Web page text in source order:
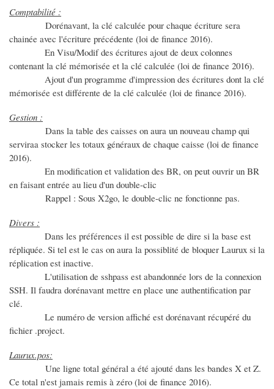
Comptabilité :
Dorénavant, la clé calculée pour chaque écriture sera
chainée avec l'écriture précédente (loi de finance 2016).
En Visu/Modif des écritures ajout de deux colonnes
contenant la clé mémorisée et la clé calculée (loi de finance 2016).
Ajout d'un programme d'impression des écritures dont la clé
mémorisée est différente de la clé calculée (loi de finance 2016).
Gestion :
Dans la table des caisses on aura un nouveau champ qui
serviraa stocker les totaux généraux de chaque caisse (loi de finance
2016).
En modification et validation des BR, on peut ouvrir un BR
en faisant entrée au lieu d'un double-clic
Rappel : Sous X2go, le double-clic ne fonctionne pas.
Divers :
Dans les préférences il est possible de dire si la base est
répliquée. Si tel est le cas on aura la possiblité de bloquer Laurux si la
réplication est inactive.
L'utilisation de sshpass est abandonnée lors de la connexion
SSH. Il faudra dorénavant mettre en place une authentification par
clé.
Le numéro de version affiché est dorénavant récupéré du
fichier .project.
Laurux.pos:
Une ligne total général a été ajouté dans les bandes X et Z.
Ce total n'est jamais remis à zéro (loi de finance 2016).